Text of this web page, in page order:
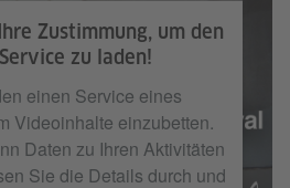
Zustimmung, um den
zu laden!
einen Service eines
Videoinhalte einzubetten.
Daten zu Ihren Aktivitäten
Sie die Details durch und
McCormick Nach einer Idee von Avalon